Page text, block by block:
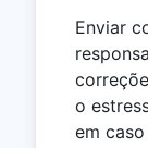
Enviar
o
em